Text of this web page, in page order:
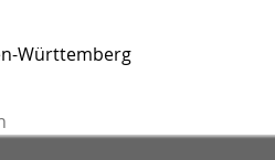
Württemberg